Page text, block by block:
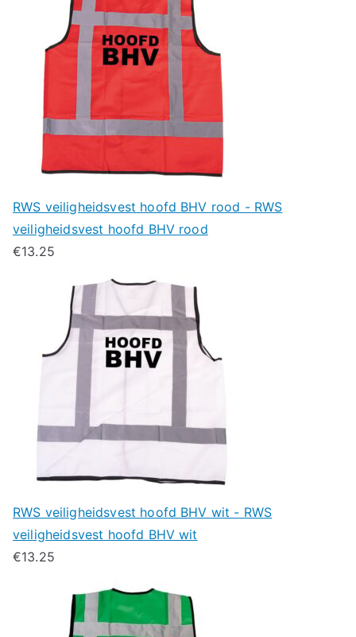
RWS veiligheidsvest hoofd BHV rood - RWS
veiligheidsvest hoofd BHV rood
€13.25
RWS veiligheidsvest hoofd BHV wit - RWS
veiligheidsvest hoofd BHV wit
€13.25